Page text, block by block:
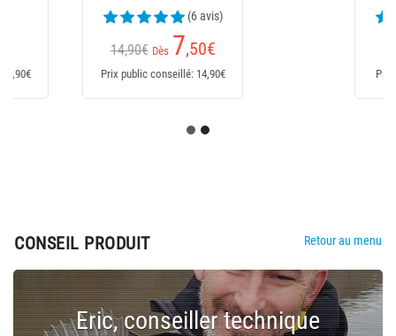
(6 avis)
9,90€ 5,60
Prix public conseillé: 9,90€
CONSEIL PRODUIT Retour au menu
Eric, conseiller technique